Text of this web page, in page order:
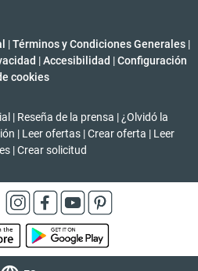
|Términos y Condiciones Generales |
| Accesibilidad | Configuración
cookies
| Reseña de la prensa | ¿Olvidó la
| Leer ofertas | Crear oferta | Leer
|Crear solicitud